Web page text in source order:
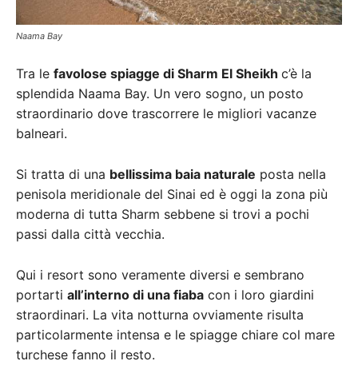
Naama Bay
Tra le favolose spiagge di Sharm El Sheikh c’è la
splendida Naama Bay. Un vero sogno, un posto
straordinario dove trascorrere le migliori vacanze
balneari.
Si tratta di una bellissima baia naturale posta nella
penisola meridionale del Sinai ed è oggi la zona più
moderna di tutta Sharm sebbene si trovi a pochi
passi dalla città vecchia.
Qui i resort sono veramente diversi e sembrano
portarti all’interno di una fiaba con i loro giardini
straordinari. La vita notturna ovviamente risulta
particolarmente intensa e le spiagge chiare col mare
turchese fanno il resto.